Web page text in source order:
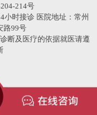
214号
小时接诊 医院地址：常州
路99号
断及医疗的依据就医请遵